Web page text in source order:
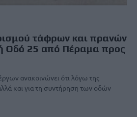
τάφρων και πρανών
Οδό 25 από Πέραμα προς
ανακοινώνει ότι λόγω της
και για τη συντήρηση των οδών